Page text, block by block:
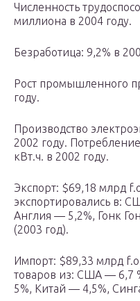
Численность
миллиона в 2004 году.
Безработица: 9,2% в
Рост промышленного
году.
Производство
2002 году.
кВт.ч. в 2002 году.
Экспорт: $69,18 млрд
экспортировались в:
Англия — 5,2%, Гонк
(2003 год).
Импорт: $89,33 млрд
товаров из: США — 6,7
5%, Китай — 4,5%,